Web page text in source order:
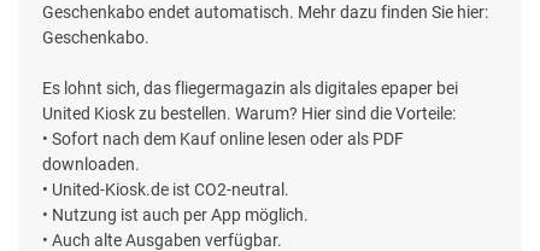
Geschenkabo endet automatisch. Mehr dazu finden Sie hier:
Geschenkabo.
Es lohnt sich, das fliegermagazin als digitales epaper bei
United Kiosk zu bestellen. Warum? Hier sind die Vorteile:
• Sofort nach dem Kauf online lesen oder als PDF
downloaden.
• United-Kiosk.de ist CO2-neutral.
• Nutzung ist auch per App möglich.
• Auch alte Ausgaben verfügbar.